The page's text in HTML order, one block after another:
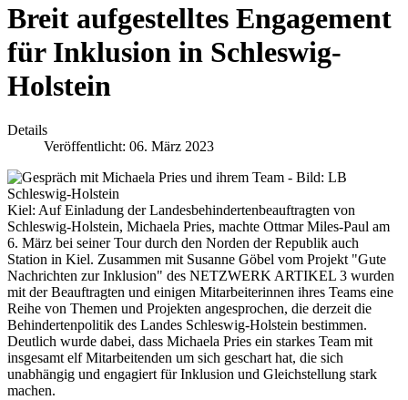
Breit aufgestelltes Engagement
für Inklusion in Schleswig-
Holstein
Details
Veröffentlicht: 06. März 2023
Kiel: Auf Einladung der Landesbehindertenbeauftragten von
Schleswig-Holstein, Michaela Pries, machte Ottmar Miles-Paul am
6. März bei seiner Tour durch den Norden der Republik auch
Station in Kiel. Zusammen mit Susanne Göbel vom Projekt "Gute
Nachrichten zur Inklusion" des NETZWERK ARTIKEL 3 wurden
mit der Beauftragten und einigen Mitarbeiterinnen ihres Teams eine
Reihe von Themen und Projekten angesprochen, die derzeit die
Behindertenpolitik des Landes Schleswig-Holstein bestimmen.
Deutlich wurde dabei, dass Michaela Pries ein starkes Team mit
insgesamt elf Mitarbeitenden um sich geschart hat, die sich
unabhängig und engagiert für Inklusion und Gleichstellung stark
machen.